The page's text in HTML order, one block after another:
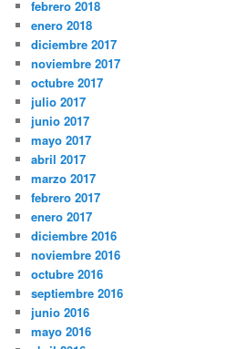
febrero 2018
enero 2018
diciembre 2017
noviembre 2017
octubre 2017
julio 2017
junio 2017
mayo 2017
abril 2017
marzo 2017
febrero 2017
enero 2017
diciembre 2016
noviembre 2016
octubre 2016
septiembre 2016
junio 2016
mayo 2016